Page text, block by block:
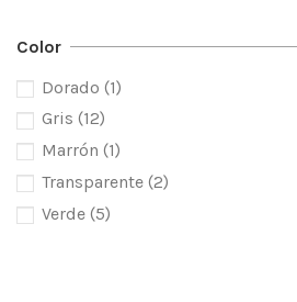
Color
Dorado (1)
Gris (12)
Marrón (1)
Transparente (2)
Verde (5)